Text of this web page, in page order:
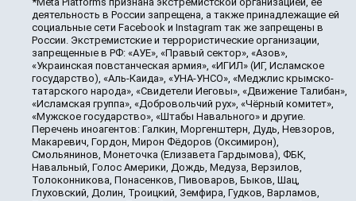
деятельность в России запрещена, а также принадлежащие ей
социальные сети Facebook и Instagram так же запрещены в
России. Экстремистские и террористические организации,
запрещенные в РФ: «АУЕ», «Правый сектор», «Азов»,
«Украинская повстанческая армия», «ИГИЛ» (ИГ, Исламское
государство), «Аль-Каида», «УНА-УНСО», «Меджлис крымско-
татарского народа», «Свидетели Иеговы», «Движение Талибан»,
«Исламская группа», «Добровольчий рух», «Чёрный комитет»,
«Мужское государство», «Штабы Навального» и другие.
Перечень иноагентов: Галкин, Моргенштерн, Дудь, Невзоров,
Макаревич, Гордон, Мирон Фёдоров (Оксимирон),
Смольянинов, Монеточка (Елизавета Гардымова), ФБК,
Навальный, Голос Америки, Дождь, Медуза, Верзилов,
Толоконникова, Понасенков, Пивоваров, Быков, Шац,
Глуховский, Долин, Троицкий, Земфира, Гудков, Варламов,